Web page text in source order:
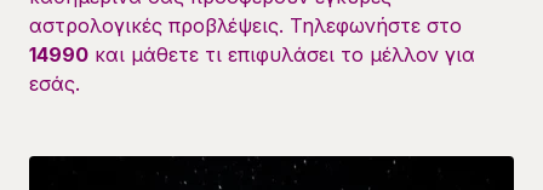
αστρολογικές προβλέψεις. Τηλεφωνήστε στο
14990 και μάθετε τι επιφυλάσει το μέλλον για
εσάς.